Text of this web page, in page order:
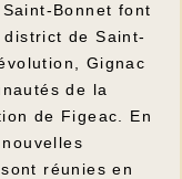
Bonnet font
de Saint-
Gignac
de la
de Figeac. En
réunies en